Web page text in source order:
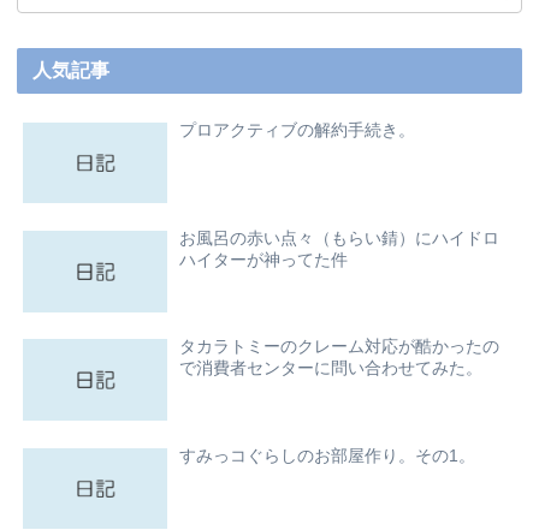
人気記事
プロアクティブの解約手続き。
お風呂の赤い点々（もらい錆）にハイドロ
ハイターが神ってた件
タカラトミーのクレーム対応が酷かったの
で消費者センターに問い合わせてみた。
すみっコぐらしのお部屋作り。その1。